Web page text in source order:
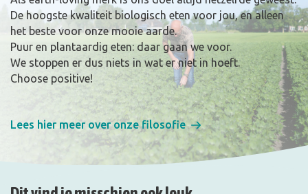
De hoogste kwaliteit biologisch eten voor jou, en alleen
het beste voor onze mooie aarde.
Puur en plantaardig eten: daar gaan we voor.
We stoppen er dus niets in wat er niet in hoeft.
Choose positive!
Lees hier meer over onze filosofie